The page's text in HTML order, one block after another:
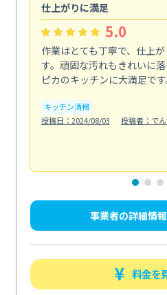
仕上がりに満足
5.0
作業はとても丁寧で、仕上
す。頑固な汚れもきれいに
ピカのキッチンに大満足です
キッチン清掃
投稿日：2024/08/03
投稿者：で
事業者の詳細情
料金を